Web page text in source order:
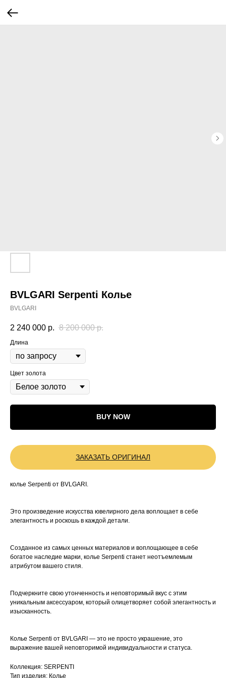
BVLGARI Serpenti Колье
BVLGARI
2 240 000 р. 8 200 000 р.
Длина
Цвет золота
BUY NOW
ЗАКАЗАТЬ ОРИГИНАЛ
колье Serpenti от BVLGARI.
Это произведение искусства ювелирного дела воплощает в себе
элегантность и роскошь в каждой детали.
Созданное из самых ценных материалов и воплощающее в себе
богатое наследие марки, колье Serpenti станет неотъемлемым
атрибутом вашего стиля.
Подчеркните свою утонченность и неповторимый вкус с этим
уникальным аксессуаром, который олицетворяет собой элегантность и
изысканность.
Колье Serpenti от BVLGARI — это не просто украшение, это
выражение вашей неповторимой индивидуальности и статуса.
Коллекция: SERPENTI
Тип изделия: Колье